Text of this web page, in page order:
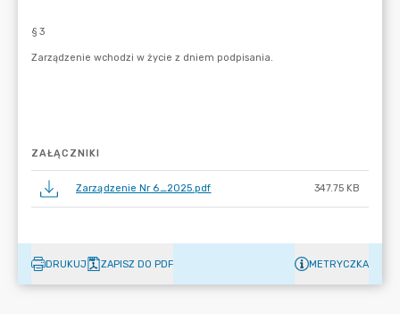
ZAŁĄCZNIKI
Zarządzenie Nr 6_2025.pdf 347.75 KB
DRUKUJ ZAPISZ DO PDF METRYCZKA